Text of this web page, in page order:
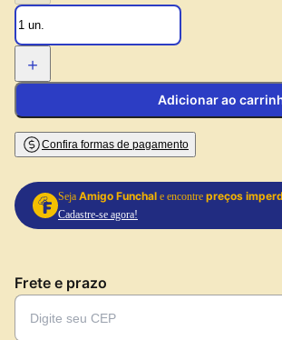
+
Adicionar ao
Confira formas de pagamento
Seja Amigo Funchal e encontre preços
Cadastre-se agora!
Frete e prazo